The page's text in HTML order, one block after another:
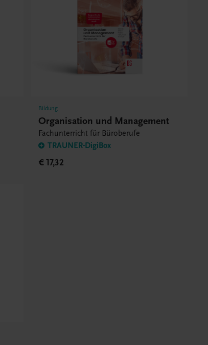
Bildung
Organisation und Management
Fachunterricht für Büroberufe
TRAUNER-DigiBox
€ 17,32